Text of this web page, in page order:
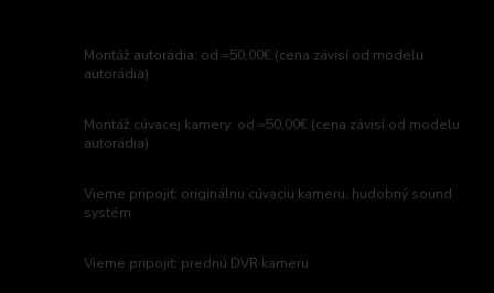
Montáž autorádia: od =50,00€ (cena závisí od modelu
autorádia)
Montáž cúvacej kamery: od =50,00€ (cena závisí od modelu
autorádia)
Vieme pripojiť: originálnu cúvaciu kameru, hudobný sound
systém
Vieme pripojiť: prednú DVR kameru